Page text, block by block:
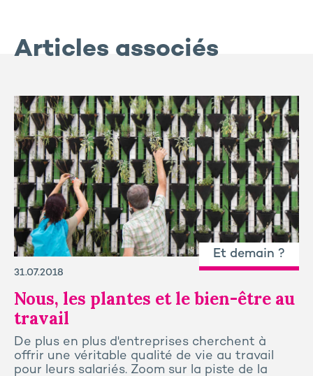
Articles associés
Et demain ?
31.07.2018
Nous, les plantes et le bien-être au
travail
De plus en plus d'entreprises cherchent à
offrir une véritable qualité de vie au travail
pour leurs salariés. Zoom sur la piste de la